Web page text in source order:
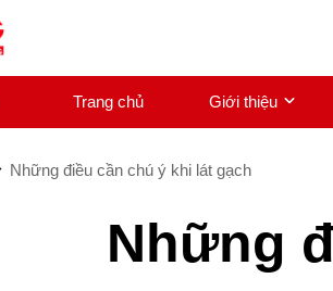
Trang chủ Giới thiệu
Những điều cần chú ý khi lát gạch
Những